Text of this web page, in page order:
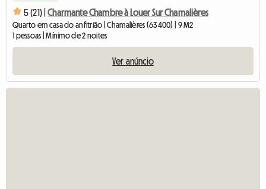
5 (21) | Charmante Chambre à Louer Sur Chamalières
Quarto em casa do anfitrião | Chamalières (63400) | 9 M2
1 pessoas | Mínimo de 2 noites
Ver anúncio